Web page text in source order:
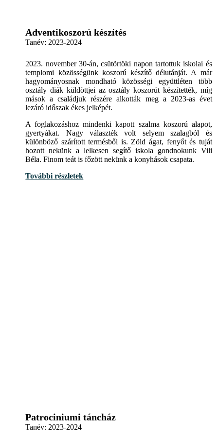
Adventikoszorú készítés
Tanév: 2023-2024
2023. november 30-án, csütörtöki napon tartottuk iskolai és
templomi közösségünk koszorú készítő délutánját. A már
hagyományosnak mondható közösségi együttléten több
osztály diák küldöttjei az osztály koszorút készítették, míg
mások a családjuk részére alkották meg a 2023-as évet
lezáró időszak ékes jelképét.
A foglakozáshoz mindenki kapott szalma koszorú alapot,
gyertyákat. Nagy választék volt selyem szalagból és
különböző szárított termésből is. Zöld ágat, fenyőt és tuját
hozott nekünk a lelkesen segítő iskola gondnokunk Vili
Béla. Finom teát is főzött nekünk a konyhások csapata.
További részletek
Patrociniumi táncház
Tanév: 2023-2024